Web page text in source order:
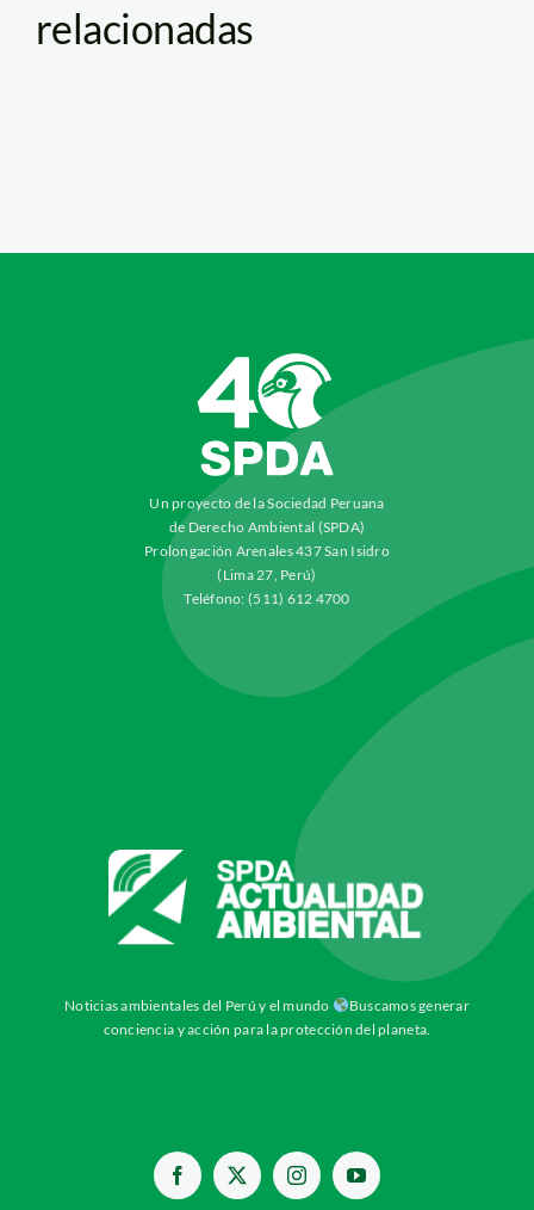
relacionadas
Un proyecto de la Sociedad Peruana
de Derecho Ambiental (SPDA)
Prolongación Arenales 437 San Isidro
(Lima 27, Perú)
Teléfono: (511) 612 4700
Noticias ambientales del Perú y el mundo
Buscamos generar
conciencia y acción para la protección del planeta.